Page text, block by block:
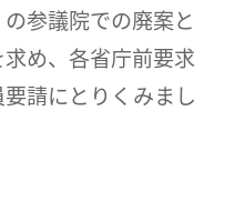
参議院での廃案と
め、各省庁前要求
請にとりくみまし